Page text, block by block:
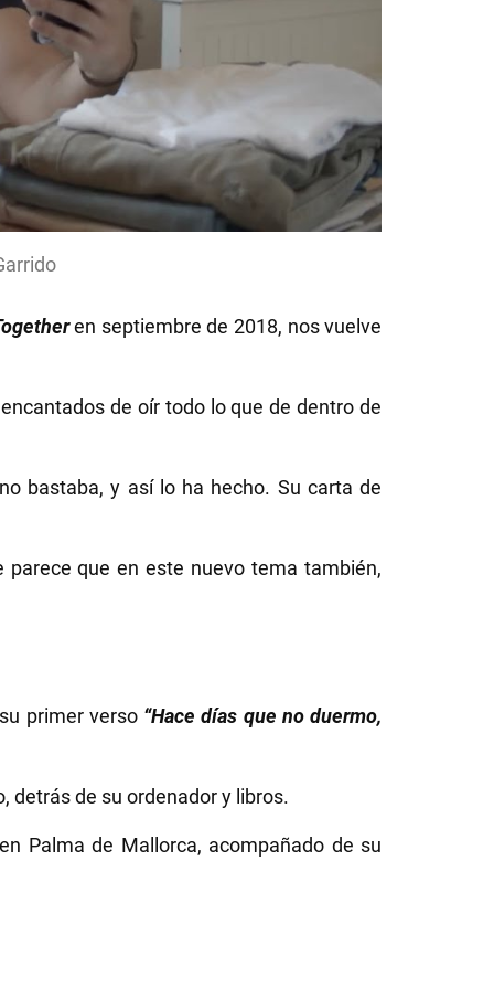
en septiembre de 2018, nos vuelve
de oír todo lo que de dentro de
bastaba, y así lo ha hecho. Su carta de
que en este nuevo tema también,
primer verso “Hace días que no duermo,
detrás de su ordenador y libros.
Palma de Mallorca, acompañado de su